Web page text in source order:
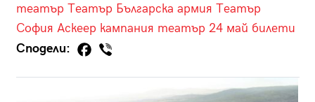
театър Театър Българска армия Театър
София Аскеер кампания театър 24 май билети
Сподели: